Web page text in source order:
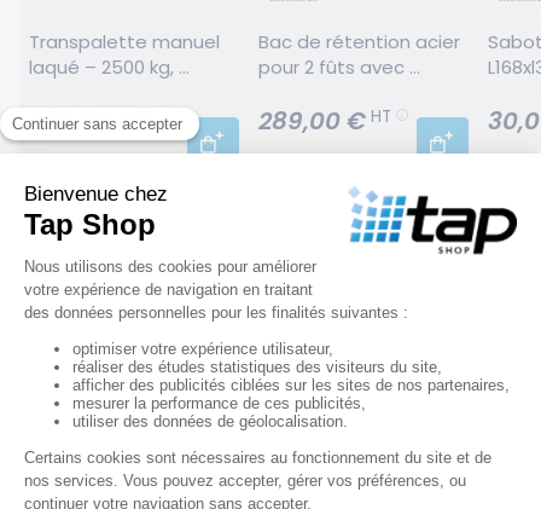
Transpalette manuel
laqué – 2500 kg,
330,00 € HT
Bac de rétention acier
pour 2 fûts avec
289,00 € HT
NOS CONSEILS D’EXPERT
Manutention
Pourquoi choisir une benne
autobasculante ?
Dans les environnements industriels, logistiques ou
artisanaux, gérer efficacement les déchets et les
chutes de production, c’est gagner en sécurité, en
productivité et en sérénité. Découvrez pourquoi la
benne autobasculante est la solution idéale.